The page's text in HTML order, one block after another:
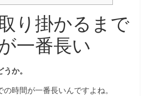
り掛かるまで
一番長い
か。
時間が一番長いんですよね。